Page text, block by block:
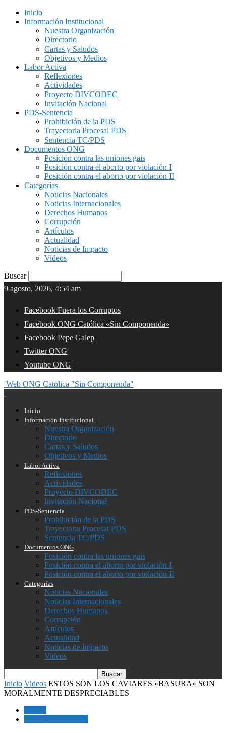
Inicio
Información Institucional
Nuestra Organización
Directorio
Cartas y Saludos
Objetivos y Medios
Labor Activa
Reflexiones
Actividades
Proyecto DIVCODEC
Invitación Nacional
PDS-Sentencia
Prohibición de la PDS
Trayectoria Procesal PDS
Sentencia TC/PDS
Documentos ONG
Posición contra las uniones gais
Posición contra el aborto por violación I
Posición contra el aborto por violación II
Categorías
Noticias Nacionales
Noticias Internacionales
Derechos Humanos
Corrupción
Artículos
Actualidad
Noticias de Impacto
Videos
Buscar
9 agosto, 2026, 4:54 am
Facebook Fuera los Corruptos
Facebook ONG Católica «Sin Componenda»
Facebook Pepe Galep
Twitter ONG
Youtube ONG
Web ONG Católica "Sin Componenda"
Inicio
Información Institucional
Nuestra Organización
Directorio
Cartas y Saludos
Objetivos y Medios
Labor Activa
Reflexiones
Actividades
Proyecto DIVCODEC
Invitación Nacional
PDS-Sentencia
Prohibición de la PDS
Trayectoria Procesal PDS
Sentencia TC/PDS
Documentos ONG
Posición contra las uniones gais
Posición contra el aborto por violación I
Posición contra el aborto por violación II
Categorías
Noticias Nacionales
Noticias Internacionales
Derechos Humanos
Corrupción
Artículos
Actualidad
Noticias de Impacto
Videos
Inicio Videos ESTOS SON LOS CAVIARES «BASURA» SON
MORALMENTE DESPRECIABLES